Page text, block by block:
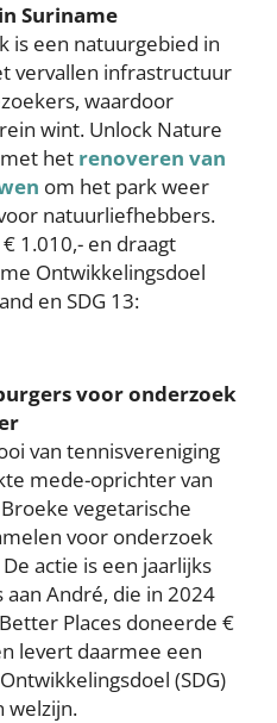
Suriname
is een natuurgebied in
vervallen infrastructuur
waardoor
wint. Unlock Nature
met het renoveren van
om het park weer
natuurliefhebbers.
1.010,- en draagt
Ontwikkelingsdoel
en SDG 13:
voor onderzoek
van tennisvereniging
mede-oprichter van
vegetarische
voor onderzoek
actie is een jaarlijks
André, die in 2024
Places doneerde €
levert daarmee een
(SDG)
welzijn.